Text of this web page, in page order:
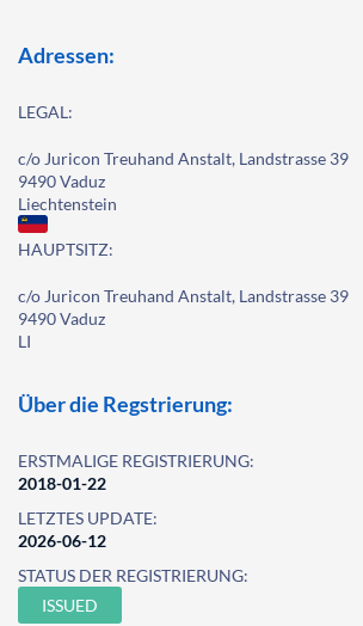
Adressen:
LEGAL:
c/o Juricon Treuhand Anstalt, Landstrasse 39
9490 Vaduz
Liechtenstein
HAUPTSITZ:
c/o Juricon Treuhand Anstalt, Landstrasse 39
9490 Vaduz
LI
Über die Regstrierung:
ERSTMALIGE REGISTRIERUNG:
2018-01-22
LETZTES UPDATE:
2026-06-12
STATUS DER REGISTRIERUNG:
ISSUED